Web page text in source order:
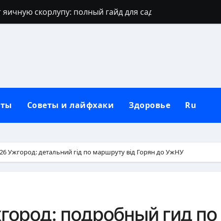
скорлупу: полный гайд для сада
духовный щит дома, семьи и сердца
рассаду перца без потерь
наследуют исключительно от отца
чтобы сформировать новую привычку
полный гид по правилам севооборота
Советы и лайфхаки Здоровье Ru
Ужгород: детальний гід по маршруту від Горян до УжНУ
подробный гид по